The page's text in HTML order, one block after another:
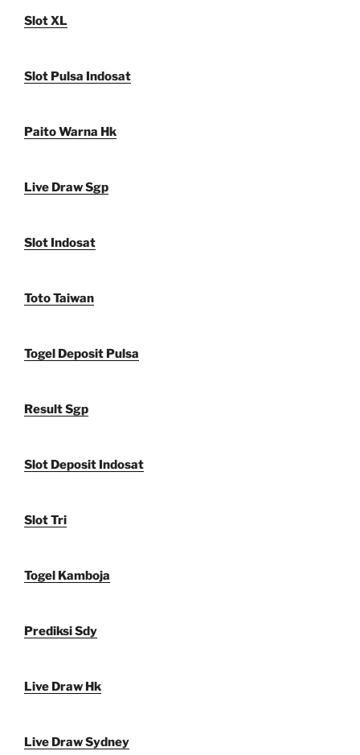
Slot XL
Slot Pulsa Indosat
Paito Warna Hk
Live Draw Sgp
Slot Indosat
Toto Taiwan
Togel Deposit Pulsa
Result Sgp
Slot Deposit Indosat
Slot Tri
Togel Kamboja
Prediksi Sdy
Live Draw Hk
Live Draw Sydney